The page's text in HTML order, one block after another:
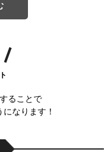
ることで
なります！